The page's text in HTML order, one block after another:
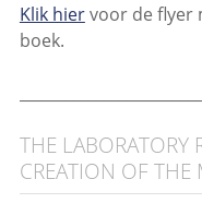
Klik hiervoor de flyer
boek.
THE LABORATORY
CREATION OF THE